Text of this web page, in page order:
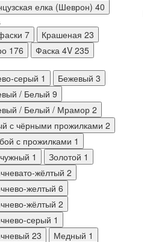
елка (Шеврон) 40
7 Крашеная 23
176 Фаска 4V 235
серый 1 Бежевый 3
/ Белый 9
/ Белый / Мрамор2
с чёрными прожилками 2
с прожилками 1
1 Золотой 1
жёлтый 2
желтый 6
жёлтый 2
серый 1
23 Медный 1